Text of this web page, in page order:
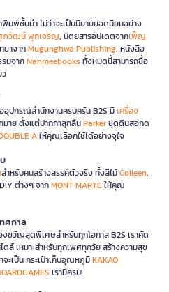
มพ์ชั้นนำ ไม่ว่าจะเป็นนิยายยอดนิยมอย่าง
ภวัฒน์ พุกเจริญ, นิตยสารอัปเดตจากเพ็ญ
าจากMugunghwa Publishing, หนังสือ
มจากNanmeebooks ทั้งหมดนี้สามารถซื้อ
อุปกรณ์สำนักงานครบครัน B2S มีเครื่อง
มาย ตั้งแต่ปากกาลูกลื่นParkerชุดดินสอกด
Aให้คุณเลือกใช้ได้อย่างจุใจ
สำหรับคนสร้างสรรค์ตัวจริง ทั้งสีไม้Colleen,
ต่างๆ จากMONT MARTEให้คุณ
ศกาล
ขวัญสุดพิเศษสำหรับทุกโอกาส B2S เราคัด
ตล์ เหมาะสำหรับทุกเพศทุกวัย สร้างความสุข
ะเป็น กระเป๋าเก็บอุณหภูมิKAKAO
เรามีครบ!